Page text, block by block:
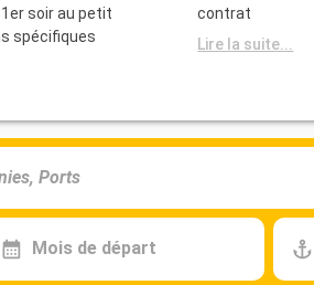
soir au petit
spécifiques
contrat
Lire la suite...
Mois de départ